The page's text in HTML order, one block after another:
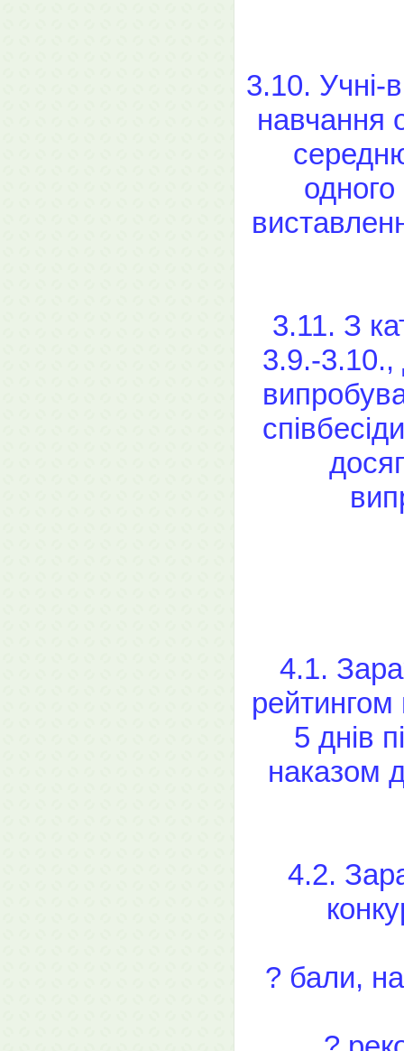
3.10. Учні-
навчання
3.11. З
3.9.-3.10.,
4.1.
5 днів
наказом
4.2.
? бали,